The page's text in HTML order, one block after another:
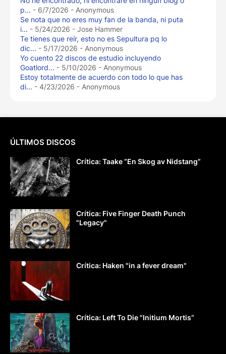
p... - 6/7/2026 - Anonymous
Se nota que no eres muy fan de la banda, ni puta
i... - 5/24/2026 - Jose Hammer
Te tienes que reír, esto no es Sepultura pq lo
dic... - 5/17/2026 - Anonymous
Yo cuento 22 discos de estudio incluyendo
Goatlord... - 5/10/2026 - Anonymous
Estoy totalmente de acuerdo con todo lo que has
di... - 4/23/2026 - Anonymous
ÚLTIMOS DISCOS
Crítica: Taake “En Skog av Nidstang”
Crítica: Five Finger Death Punch
"Legacy"
Crítica: Haken "in a fever dream"
Crítica: Left To Die "Initium Mortis”